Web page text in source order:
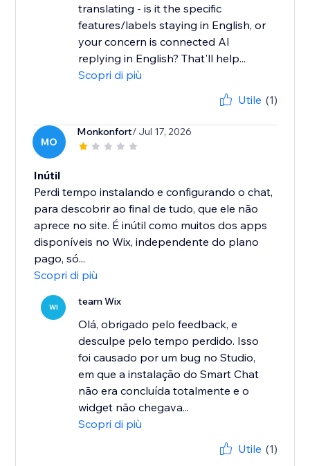
translating - is it the specific
features/labels staying in English, or
your concern is connected AI
replying in English? That'll help...
Scopri di più
Utile (1)
MO
Monkonfort/ Jul 17, 2026
Inútil
Perdi tempo instalando e configurando o chat,
para descobrir ao final de tudo, que ele não
aprece no site. É inútil como muitos dos apps
disponíveis no Wix, independente do plano
pago, só...
Scopri di più
WI team Wix
Olá, obrigado pelo feedback, e
desculpe pelo tempo perdido. Isso
foi causado por um bug no Studio,
em que a instalação do Smart Chat
não era concluída totalmente e o
widget não chegava...
Scopri di più
Utile (1)